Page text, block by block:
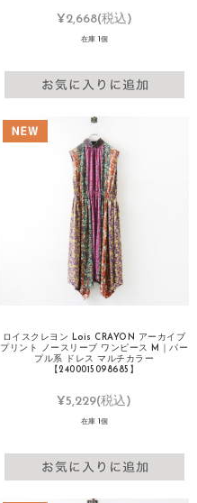
¥2,668(税込)
在庫 1個
ロイスクレヨン Lois CRAYON アーカイブ
プリント ノースリーブ ワンピース M｜パー
プル系 ドレス マルチカラー
【2400015098685】
¥5,229(税込)
在庫 1個